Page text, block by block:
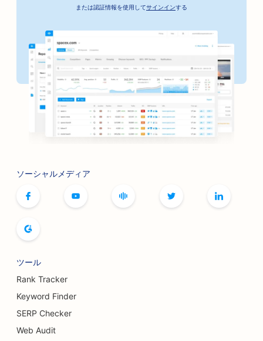
または認証情報を使用してサインインする
ソーシャルメディア
ツール
Rank Tracker
Keyword Finder
SERP Checker
Web Audit